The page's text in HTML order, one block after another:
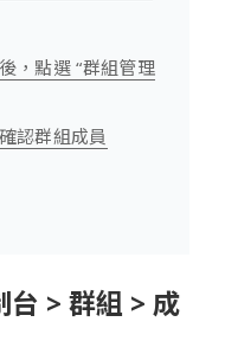
，點選 “群組管理
認群組成員
> 群組 > 成